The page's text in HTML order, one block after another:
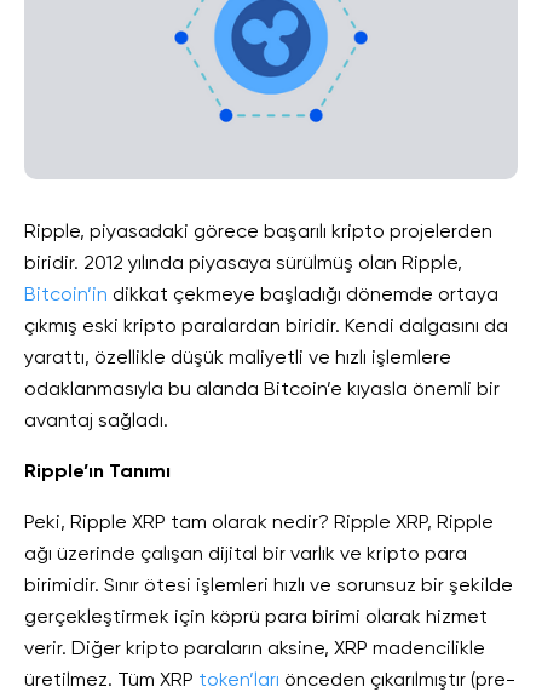
Ripple, piyasadaki görece başarılı kripto projelerden
biridir. 2012 yılında piyasaya sürülmüş olan Ripple,
Bitcoin’in dikkat çekmeye başladığı dönemde ortaya
çıkmış eski kripto paralardan biridir. Kendi dalgasını da
yarattı, özellikle düşük maliyetli ve hızlı işlemlere
odaklanmasıyla bu alanda Bitcoin’e kıyasla önemli bir
avantaj sağladı.
Ripple’ın Tanımı
Peki, Ripple XRP tam olarak nedir? Ripple XRP, Ripple
ağı üzerinde çalışan dijital bir varlık ve kripto para
birimidir. Sınır ötesi işlemleri hızlı ve sorunsuz bir şekilde
gerçekleştirmek için köprü para birimi olarak hizmet
verir. Diğer kripto paraların aksine, XRP madencilikle
üretilmez. Tüm XRP token’ları önceden çıkarılmıştır (pre-